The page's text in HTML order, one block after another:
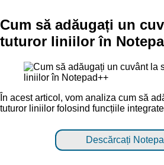
Cum să adăugați un
tuturor liniilor în
În acest articol, vom analiza cum să
tuturor liniilor folosind funcțiile
Descărcați